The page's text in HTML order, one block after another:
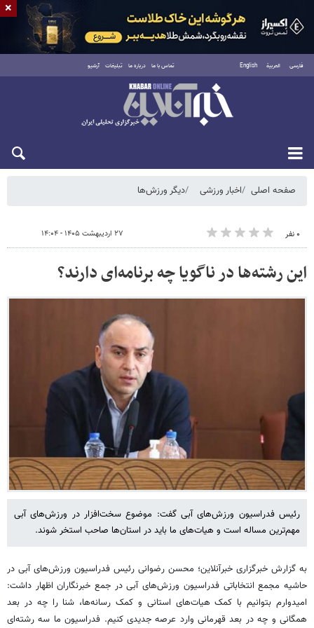
فارسی العربية English تماس با ما درباره ما تبلیغات آرشیو
شنبه ۱۷ مرداد ۱۴۰۵
صفحه اصلی اخبار ورزشی دیگر ورزش‌ها
۰ نفر ۲۷ اردیبهشت ۱۴۰۵ - ۱۴:۰۴
این رشته‌ها در ناگویا چه برنامه‌ای دارند؟
رئیس فدراسیون ورزش‌های آبی گفت: موضوع سخت‌افزار در ورزش‌های آبی
مهم‌ترین مساله است و هیات‌های ما باید در استان‌ها صاحب استخر شوند.
به گزارش خبرگزاری خبرآنلاین؛ محسن رضوانی رئیس فدراسیون ورزش‌های آبی در
حاشیه مجمع انتخاباتی فدراسیون ورزش‌های آبی در جمع خبرنگاران اظهار داشت:
امیدوارم بتوانیم با کمک هیات‌های استانی و کمک رسانه‌ها، شنا را چه در بعد
همگانی و چه در بعد قهرمانی وارد عرصه جدیدی کنیم. فدراسیون ما سه رشته‌ای
×